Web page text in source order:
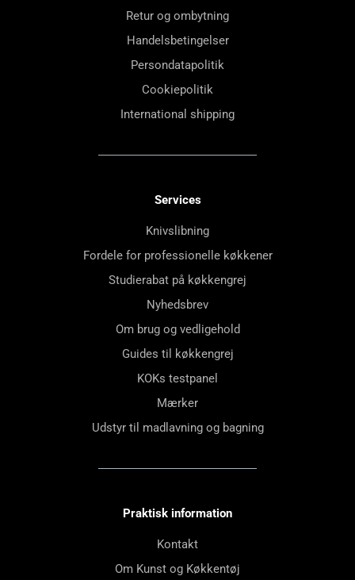
Retur og ombytning
Handelsbetingelser
Persondatapolitik
Cookiepolitik
International shipping
Services
Knivslibning
Fordele for professionelle køkkener
Studierabat på køkkengrej
Nyhedsbrev
Om brug og vedligehold
Guides til køkkengrej
KOKs testpanel
Mærker
Udstyr til madlavning og bagning
Praktisk information
Kontakt
Om Kunst og Køkkentøj